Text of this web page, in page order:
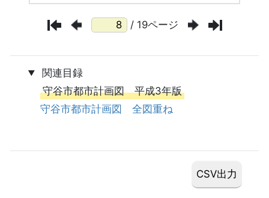
/ 19ページ
関連目録
守谷市都市計画図 平成3年版
守谷市都市計画図 全図重ね